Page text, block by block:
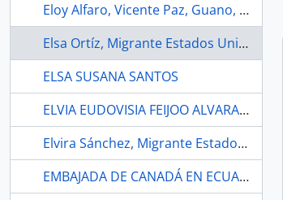
Eloy Alfaro, Vicente Paz, Guano, Loja
Elsa Ortíz, Migrante Estados Unidos
ELSA SUSANA SANTOS
ELVIA EUDOVISIA FEIJOO ALVARADO.
Elvira Sánchez, Migrante Estados Unidos
EMBAJADA DE CANADÁ EN ECUADOR